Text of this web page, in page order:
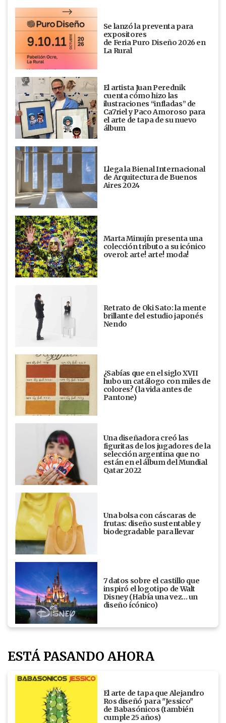
Se lanzó la preventa para
expositores
de Feria Puro Diseño 2026 en
La Rural
El artista Juan Perednik
cuenta cómo hizo las
ilustraciones “infladas” de
Ca7riel y Paco Amoroso para
el arte de tapa de su nuevo
álbum
Llega la Bienal Internacional
de Arquitectura de Buenos
Aires 2024
Marta Minujín presenta una
colección tributo a su icónico
overol: arte! arte! moda!
Retrato de Oki Sato: la mente
brillante del estudio japonés
Nendo
¿Sabías que en el siglo XVII
hubo un catálogo con miles de
colores? (la vida antes de
Pantone)
Una diseñadora creó las
figuritas de los jugadores de la
selección argentina que no
están en el álbum del Mundial
Qatar 2022
Una bolsa con cáscaras de
frutas: diseño sustentable y
biodegradable para llevar
7 datos sobre el castillo que
inspiró el logotipo de Walt
Disney (Había una vez... un
diseño ícónico)
ESTÁ PASANDO AHORA
El arte de tapa que Alejandro
Ros diseñó para "Jessico"
de Babasónicos (también
cumple 25 años)